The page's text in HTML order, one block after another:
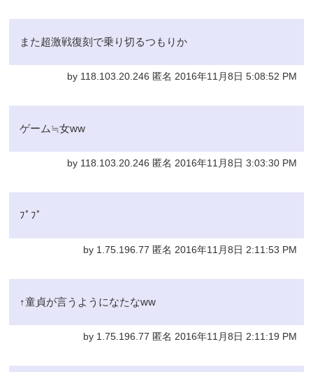
また超激戦復刻で乗り切るつもりか
by 118.103.20.246 匿名 2016年11月8日 5:08:52 PM
ゲーム≒女ww
by 118.103.20.246 匿名 2016年11月8日 3:03:30 PM
ﾌﾟﾌﾟ
by 1.75.196.77 匿名 2016年11月8日 2:11:53 PM
↑童貞が言うようになたなww
by 1.75.196.77 匿名 2016年11月8日 2:11:19 PM